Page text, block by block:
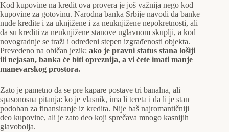
Kod kupovine na kredit ova provera je još važnija nego kod
kupovine za gotovinu. Narodna banka Srbije navodi da banke
nude kredite i za uknjižene i za neuknjižene nepokretnosti, ali
da su krediti za neuknjižene stanove uglavnom skuplji, a kod
novogradnje se traži i određeni stepen izgrađenosti objekta.
Prevedeno na običan jezik: ako je pravni status stana lošiji
ili nejasan, banka će biti opreznija, a vi ćete imati manje
manevarskog prostora.
Zato je pametno da se pre kapare postave tri banalna, ali
spasonosna pitanja: ko je vlasnik, ima li tereta i da li je stan
podoban za finansiranje iz kredita. Nije baš najromantičniji
deo kupovine, ali je zato deo koji sprečava mnogo kasnijih
glavobolja.